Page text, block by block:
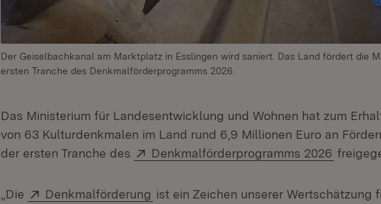
Der Geiselbachkanal am Marktplatz in Esslingen wird saniert. Das Land fördert die
ersten Tranche des Denkmalförderprogramms 2026.
Das Ministerium für Landesentwicklung und Wohnen hat zum
von 63 Kulturdenkmalen im Land rund 6,9 Millionen Euro an
der ersten Tranche des
Extern:
Denkmalförderprogramms 2026 (Öffnet
„Die Extern:
Denkmalförderung (Öffnet in neuem Fenster)
ist ein Zeichen unserer Wertschätzung